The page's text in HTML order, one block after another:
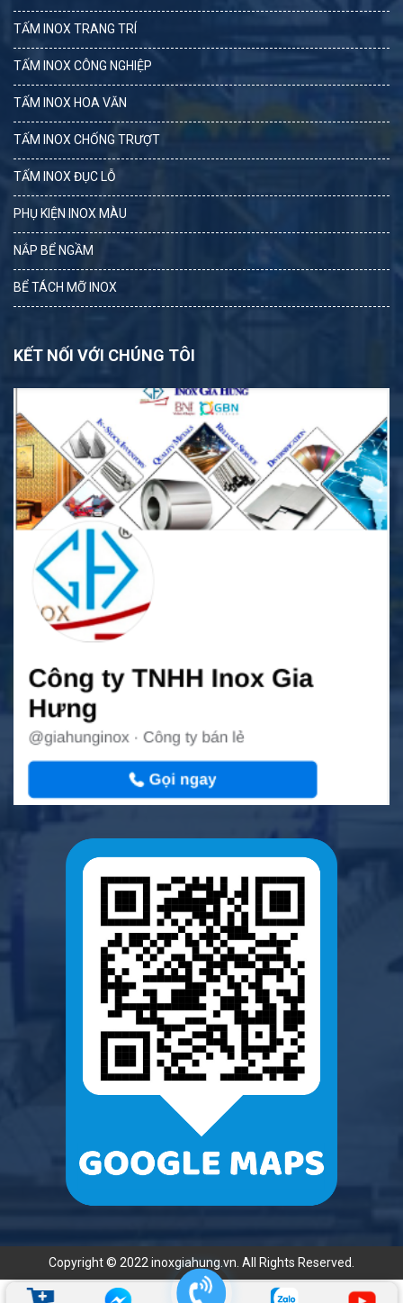
TẤM INOX TRANG TRÍ
TẤM INOX CÔNG NGHIỆP
TẤM INOX HOA VĂN
TẤM INOX CHỐNG TRƯỢT
TẤM INOX ĐỤC LỖ
PHỤ KIỆN INOX MÀU
NẮP BỂ NGẦM
BỂ TÁCH MỠ INOX
KẾT NỐI VỚI CHÚNG TÔI
Copyright © 2022 inoxgiahung.vn. All Rights Reserved.